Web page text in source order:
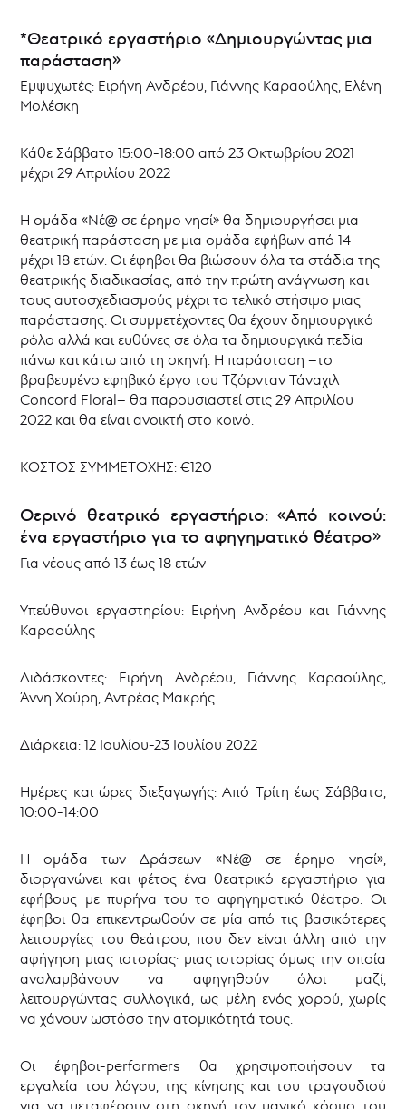
*Θεατρικό εργαστήριο «Δημιουργώντας μια
παράσταση»
Εμψυχωτές: Ειρήνη Ανδρέου, Γιάννης Καραούλης, Ελένη
Μολέσκη
Κάθε Σάββατο 15:00-18:00 από 23 Οκτωβρίου 2021
μέχρι 29 Απριλίου 2022
H ομάδα «Νέ@ σε έρημο νησί» θα δημιουργήσει μια
θεατρική παράσταση με μια ομάδα εφήβων από 14
μέχρι 18 ετών. Οι έφηβοι θα βιώσουν όλα τα στάδια της
θεατρικής διαδικασίας, από την πρώτη ανάγνωση και
τους αυτοσχεδιασμούς μέχρι το τελικό στήσιμο μιας
παράστασης. Οι συμμετέχοντες θα έχουν δημιουργικό
ρόλο αλλά και ευθύνες σε όλα τα δημιουργικά πεδία
πάνω και κάτω από τη σκηνή. Η παράσταση –το
βραβευμένο εφηβικό έργο του Τζόρνταν Τάναχιλ
Concord Floral– θα παρουσιαστεί στις 29 Απριλίου
2022 και θα είναι ανοικτή στο κοινό.
ΚΟΣΤΟΣ ΣΥΜΜΕΤΟΧΗΣ: €120
Θερινό θεατρικό εργαστήριο: «Από κοινού:
ένα εργαστήριο για το αφηγηματικό θέατρο»
Για νέους από 13 έως 18 ετών
Υπεύθυνοι εργαστηρίου: Ειρήνη Ανδρέου και Γιάννης
Καραούλης
Διδάσκοντες: Ειρήνη Ανδρέου, Γιάννης Καραούλης,
Άννη Χούρη, Αντρέας Μακρής
Διάρκεια: 12 Ιουλίου-23 Ιουλίου 2022
Ημέρες και ώρες διεξαγωγής: Από Τρίτη έως Σάββατο,
10:00-14:00
Η ομάδα των Δράσεων «Νέ@ σε έρημο νησί»,
διοργανώνει και φέτος ένα θεατρικό εργαστήριο για
εφήβους με πυρήνα του το αφηγηματικό θέατρο. Οι
έφηβοι θα επικεντρωθούν σε μία από τις βασικότερες
λειτουργίες του θεάτρου, που δεν είναι άλλη από την
αφήγηση μιας ιστορίας· μιας ιστορίας όμως την οποία
αναλαμβάνουν να αφηγηθούν όλοι μαζί,
λειτουργώντας συλλογικά, ως μέλη ενός χορού, χωρίς
να χάνουν ωστόσο την ατομικότητά τους.
Οι έφηβοι-performers θα χρησιμοποιήσουν τα
εργαλεία του λόγου, της κίνησης και του τραγουδιού